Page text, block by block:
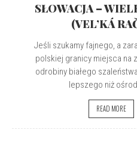
SŁOWACJA –
(VEL’KÁ
Jeśli szukamy fajnego, a
polskiej granicy miejsca na
odrobiny białego
lepszego niż
READ MORE